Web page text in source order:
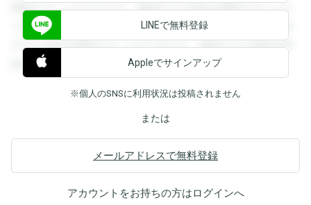
閲覧することができます。登録すると回答を閲覧することが
できます。登録すると回答を閲覧することができます。登録
すると回答を閲覧することができます。登録すると回答を閲
覧することができます。
LINEで無料登録
Appleでサインアップ
※個人のSNSに利用状況は投稿されません
または
メールアドレスで無料登録
アカウントをお持ちの方はログインへ